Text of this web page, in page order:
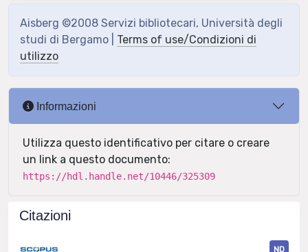
Aisberg ©2008 Servizi bibliotecari, Università degli
studi di Bergamo | Terms of use/Condizioni di
utilizzo
Informazioni
Utilizza questo identificativo per citare o creare
un link a questo documento:
https://hdl.handle.net/10446/325309
Citazioni
ND